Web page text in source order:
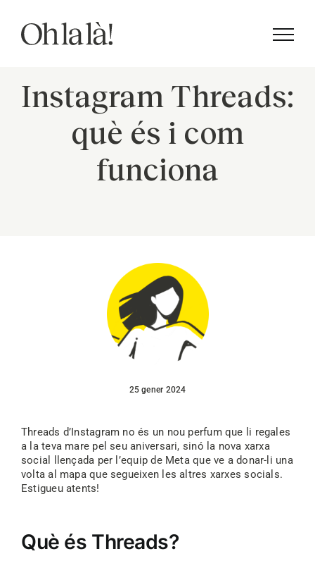
content
Instagram Threads:
què és i com
funciona
25 gener 2024
Threads d’Instagram no és un nou perfum que li regales
a la teva mare pel seu aniversari, sinó la nova xarxa
social llençada per l’equip de Meta que ve a donar-li una
volta al mapa que segueixen les altres xarxes socials.
Estigueu atents!
Què és Threads?